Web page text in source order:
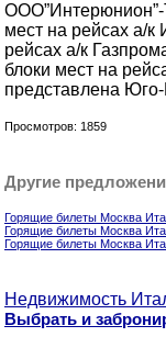
ООО”Интерюнион”-
мест на рейсах а/к
рейсах а/к
блоки мест на
представлена
Просмотров: 1859
Другие
Горящие билеты Москва
Горящие билеты Москва
Горящие билеты Москва
Недвижимость
Выбрать и